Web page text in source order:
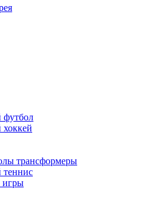
футбол
трансформеры
теннис
игры